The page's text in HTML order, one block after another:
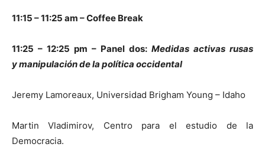
11:15 – 11:25 am – Coffee Break
11:25 – 12:25 pm – Panel dos: Medidas activas rusas
ymanipulación de la política occidental
Jeremy Lamoreaux, Universidad Brigham Young – Idaho
Martin Vladimirov, Centro para el estudio de la
Democracia.